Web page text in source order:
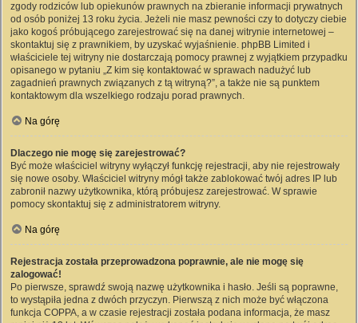
zgody rodziców lub opiekunów prawnych na zbieranie informacji prywatnych
od osób poniżej 13 roku życia. Jeżeli nie masz pewności czy to dotyczy ciebie
jako kogoś próbującego zarejestrować się na danej witrynie internetowej –
skontaktuj się z prawnikiem, by uzyskać wyjaśnienie. phpBB Limited i
właściciele tej witryny nie dostarczają pomocy prawnej z wyjątkiem przypadku
opisanego w pytaniu „Z kim się kontaktować w sprawach nadużyć lub
zagadnień prawnych związanych z tą witryną?”, a także nie są punktem
kontaktowym dla wszelkiego rodzaju porad prawnych.
Na górę
Dlaczego nie mogę się zarejestrować?
Być może właściciel witryny wyłączył funkcję rejestracji, aby nie rejestrowały
się nowe osoby. Właściciel witryny mógł także zablokować twój adres IP lub
zabronił nazwy użytkownika, którą próbujesz zarejestrować. W sprawie
pomocy skontaktuj się z administratorem witryny.
Na górę
Rejestracja została przeprowadzona poprawnie, ale nie mogę się
zalogować!
Po pierwsze, sprawdź swoją nazwę użytkownika i hasło. Jeśli są poprawne,
to wystąpiła jedna z dwóch przyczyn. Pierwszą z nich może być włączona
funkcja COPPA, a w czasie rejestracji została podana informacja, że masz